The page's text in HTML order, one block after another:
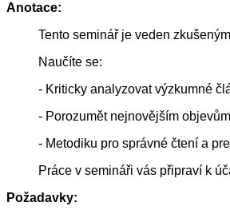
Anotace:
Tento seminář je veden
Naučíte se:
- Kriticky analyzovat výzkumné
- Porozumět nejnovějším
- Metodiku pro správné čtení a
Práce v semináři vás připraví k
Požadavky: